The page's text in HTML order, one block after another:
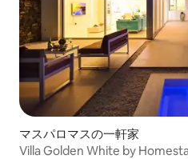
マスパロマスの一軒家
Villa Golden White by